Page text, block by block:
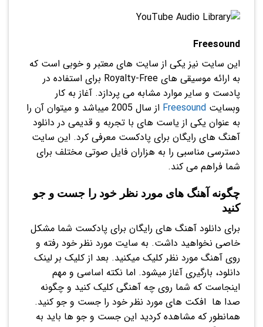
Freesound
این سایت نیز یکی از سایت های معتبر و خوبی است که
به ارائه موسیقی های Royalty-Free برای استفاده در
پادست و سایر موارد مشابه می پردازد. آغاز به کار
وبسایت Freesound
از سال 2005 میباشد و میتوان آن را
به عنوان یکی از یاست های با تجربه و قدیمی در دانلود
آهنگ های رایگان برای پادکست معرفی کرد. این سایت
دسترسی مناسبی را به هزاران فایل صوتی مختلف برای
شما فراهم می کند.
چگونه آهنگ های مورد نظر خود را جست و جو
کنید
برای دانلود آهنگ های رایگان برای پادکست شما مشکل
خاصی نخواهید داشت. به سایت مورد نظر خود رفته و
روی آهنگ مورد نظر کلیک میکنید. بعد از کلیک بر لینک
دانلود، بارگیری آغاز میشود. اما نکته اساسی و مهم
اینجاست که شما روی چه آهنگی کلیک کنید و چگونه
صدا ها افکت های مورد نظر خود را جست و جو کنید.
همانطور که مشاهده کردید این جست و جو ها باید به